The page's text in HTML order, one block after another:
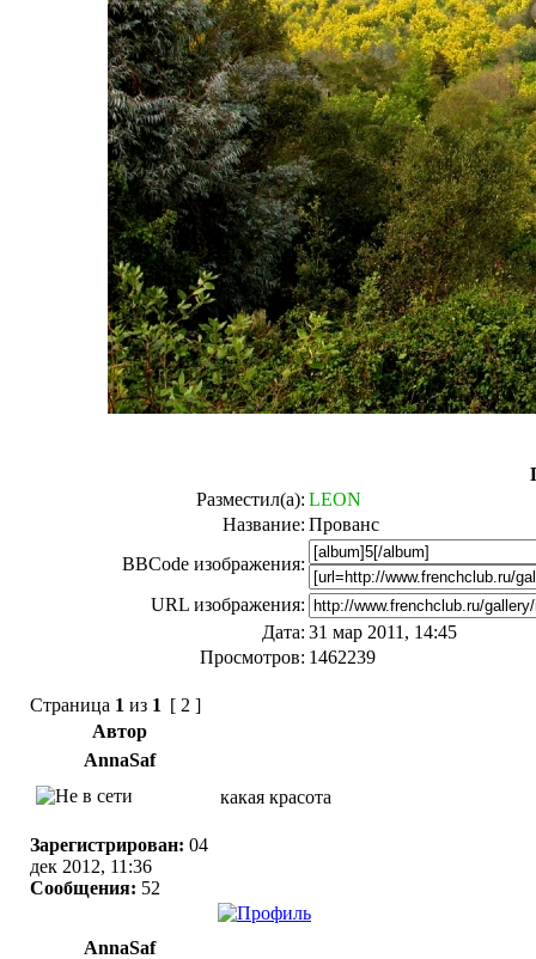
Разместил(а): LEON
Название: Прованс
BBCode изображения:
URL изображения:
Дата: 31 мар 2011, 14:45
Просмотров: 1462239
Страница 1 из 1 [ 2 ]
Автор
AnnaSaf
Зарегистрирован: 04
дек 2012, 11:36
Сообщения: 52
какая красота
AnnaSaf